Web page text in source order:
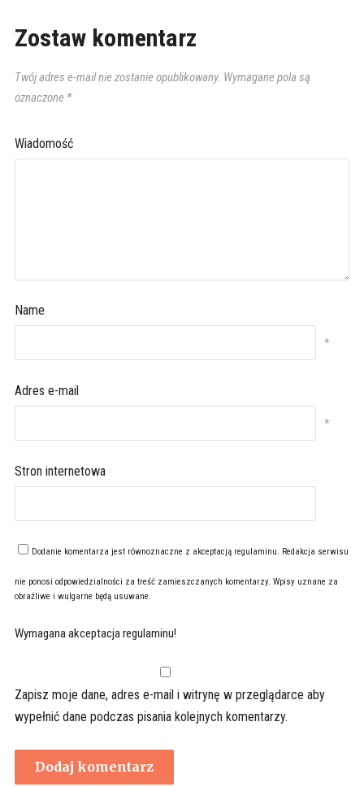
Zostaw komentarz
Twój adres e-mail nie zostanie opublikowany. Wymagane pola są
oznaczone *
Wiadomość
Name
*
Adres e-mail
*
Stron internetowa
Dodanie komentarza jest równoznaczne z akceptacją regulaminu. Redakcja serwisu
nie ponosi odpowiedzialności za treść zamieszczanych komentarzy. Wpisy uznane za
obraźliwe i wulgarne będą usuwane.
Wymagana akceptacja regulaminu!
Zapisz moje dane, adres e-mail i witrynę w przeglądarce aby
wypełnić dane podczas pisania kolejnych komentarzy.